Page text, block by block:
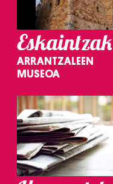
Eskaintzak
ARRANTZALEEN
MUSEOA